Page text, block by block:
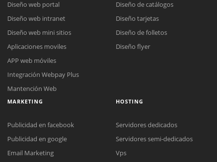
Diseño web portal
Diseño web intranet
Diseño web mini sitios
Aplicaciones moviles
APP web móviles
Integración Webpay Plus
Mantención Web
Diseño de catálogos
Diseño tarjetas
Diseño de folletos
Diseño flyer
MARKETING
Publicidad en facebook
Publicidad en google
Email Marketing
HOSTING
Servidores dedicados
Servidores semi-dedicados
Vps